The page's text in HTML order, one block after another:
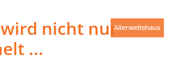
nicht nur
...
Allerweltshaus